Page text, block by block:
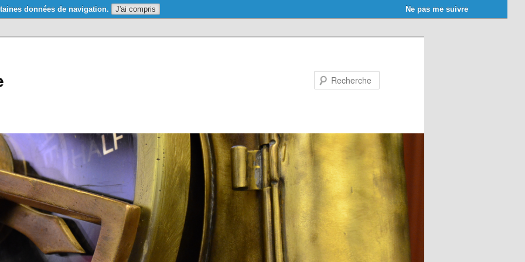
données de navigation. J'ai compris Ne pas me suivre